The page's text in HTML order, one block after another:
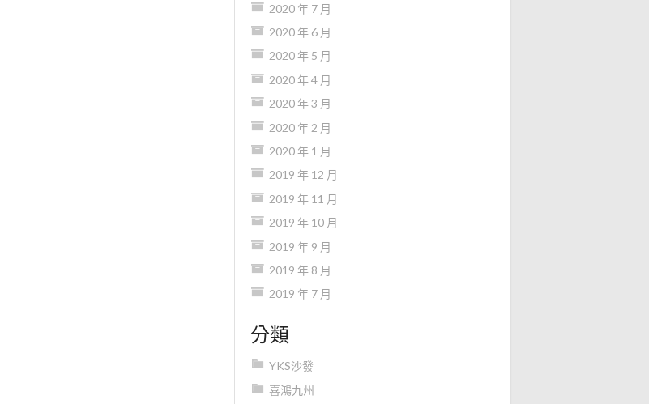
2020 年 7 月
2020 年 6 月
2020 年 5 月
2020 年 4 月
2020 年 3 月
2020 年 2 月
2020 年 1 月
2019 年 12 月
2019 年 11 月
2019 年 10 月
2019 年 9 月
2019 年 8 月
2019 年 7 月
分類
YKS沙發
喜鴻九州